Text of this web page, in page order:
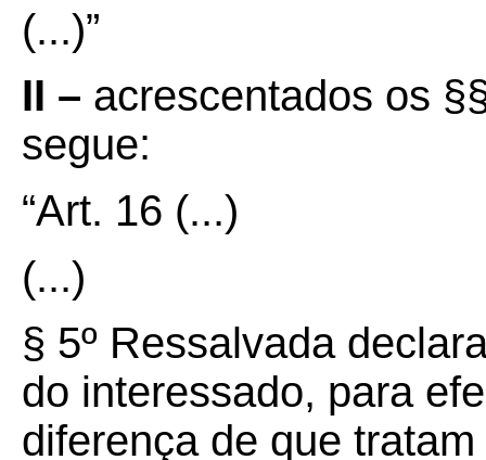
(...)”
II – acrescentados os
segue:
“Art. 16 (...)
(...)
§ 5º Ressalvada
do interessado, para
diferença de que